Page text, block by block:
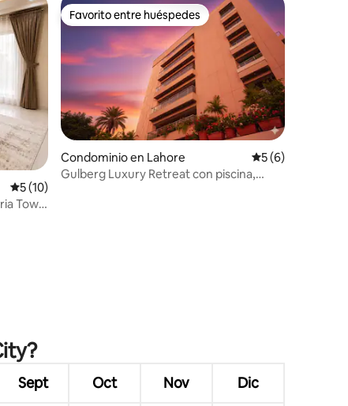
Calificación promedio: 5 de 5; 10 evaluaciones
5 (10)
Town
Favorito entre huéspedes
Favorito entre huéspedes
Condominio en Lahore Calificación
5 (6)
Gulberg Luxury Retreat con piscina,
Sept Oct Nov Dic